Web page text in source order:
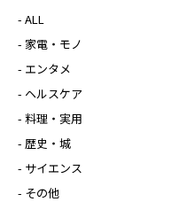
- ALL
- 家電・モノ
- エンタメ
- ヘルスケア
- 料理・実用
- 歴史・城
- サイエンス
- その他